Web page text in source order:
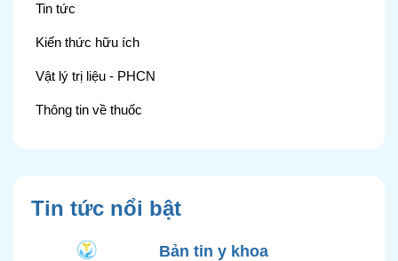
Tin tức
Kiến thức hữu ích
Vật lý trị liệu - PHCN
Thông tin về thuốc
Tin tức nổi bật
Bản tin y khoa